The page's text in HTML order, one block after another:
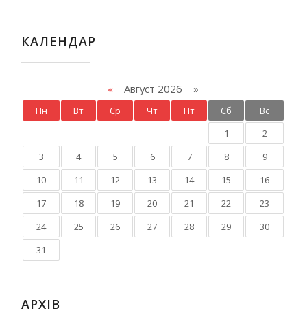
КАЛЕНДАР
« Август 2026 »
Пн Вт Ср Чт Пт Сб
Вс
1
2
3
4 5 6 7 8
9
10
11 12 13 14 15
16
17
18 19 20 21 22
23
24
25 26 27 28 29
30
31
АРХІВ